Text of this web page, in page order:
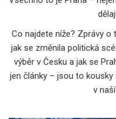
Co najdete níže? Zprávy o
jak se změnila politická
výběr v Česku a jak se
jen články – jsou to kousky
v